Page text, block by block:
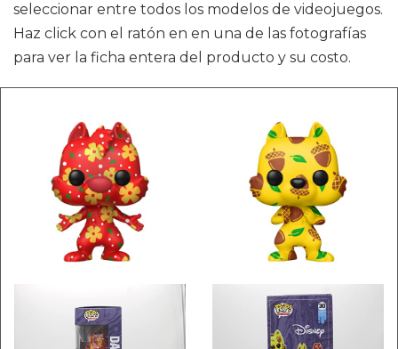
seleccionar entre todos los modelos de videojuegos.
Haz click con el ratón en en una de las fotografías
para ver la ficha entera del producto y su costo.